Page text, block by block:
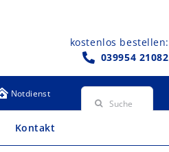
kostenlos bestellen:
039954 21082
Notdienst
Suche
nach:
Kontakt